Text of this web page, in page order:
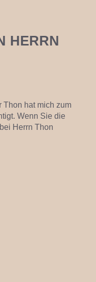
HERRN
Thon hat mich zum
Wenn Sie die
Herrn Thon